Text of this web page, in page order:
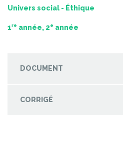
Pratique de l'épreuve
Univers social - Éthique
1re année, 2 e année
DOCUMENT
CORRIGÉ